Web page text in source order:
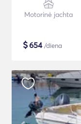
Motorinė jachta
$654/diena